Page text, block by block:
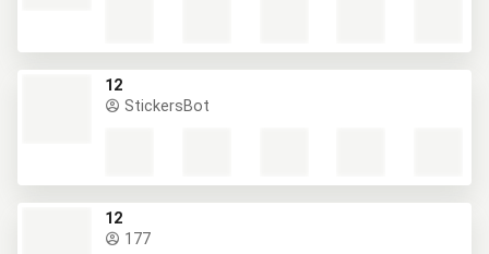
12
StickersBot
12
177